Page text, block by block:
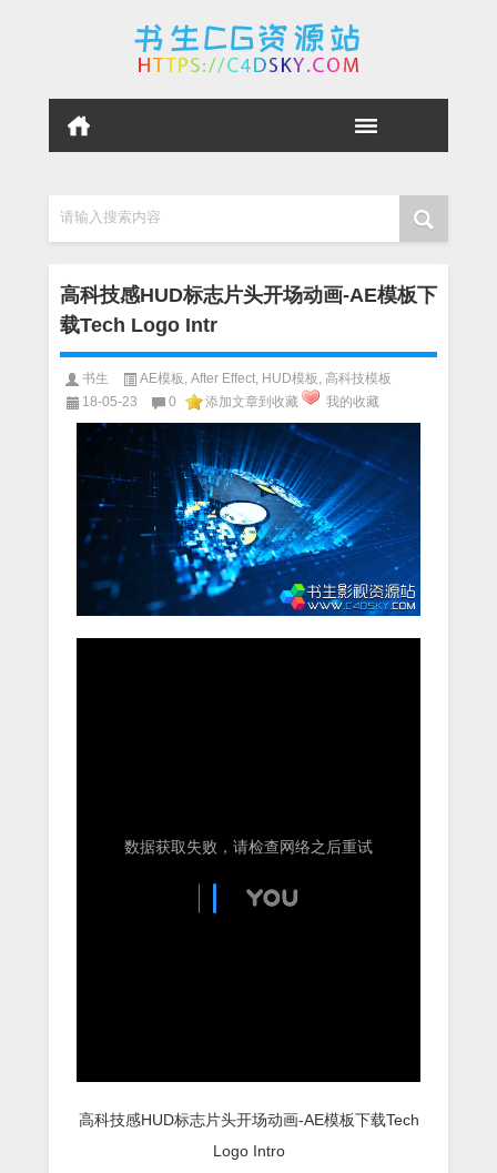
请输入搜索内容
高科技感HUD标志片头开场动画-AE模板下
载Tech Logo Intr
书生 AE模板 After Effect HUD模板 高科技模板
18-05-23
0 添加文章到收藏 我的收藏
高科技感HUD标志片头开场动画-AE模板下载Tech
Logo Intro